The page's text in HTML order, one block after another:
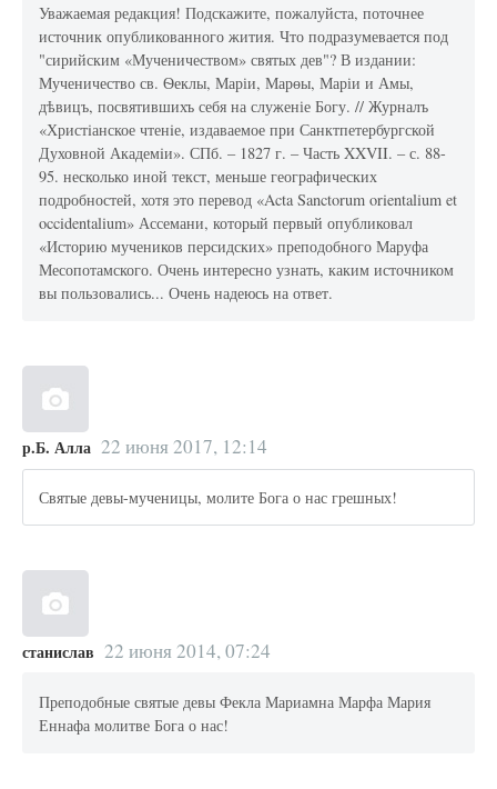
Уважаемая редакция! Подскажите, пожалуйста, поточнее
источник опубликованного жития. Что подразумевается под
"сирийским «Мученичеством» святых дев"? В издании:
Мученичество св. Ѳеклы, Маріи, Марѳы, Маріи и Амы,
дѣвицъ, посвятившихъ себя на служеніе Богу. // Журналъ
«Христiанское чтенiе, издаваемое при Санктпетербургской
Духовной Академiи». СПб. – 1827 г. – Часть XXVII. – с. 88-
95. несколько иной текст, меньше географических
подробностей, хотя это перевод «Acta Sanctorum orientalium et
occidentalium» Ассемани, который первый опубликовал
«Историю мучеников персидских» преподобного Маруфа
Месопотамского. Очень интересно узнать, каким источником
вы пользовались... Очень надеюсь на ответ.
р.Б. Алла 22 июня 2017, 12:14
Святые девы-мученицы, молите Бога о нас грешных!
станислав 22 июня 2014, 07:24
Преподобные святые девы Фекла Мариамна Марфа Мария
Еннафа молитве Бога о нас!